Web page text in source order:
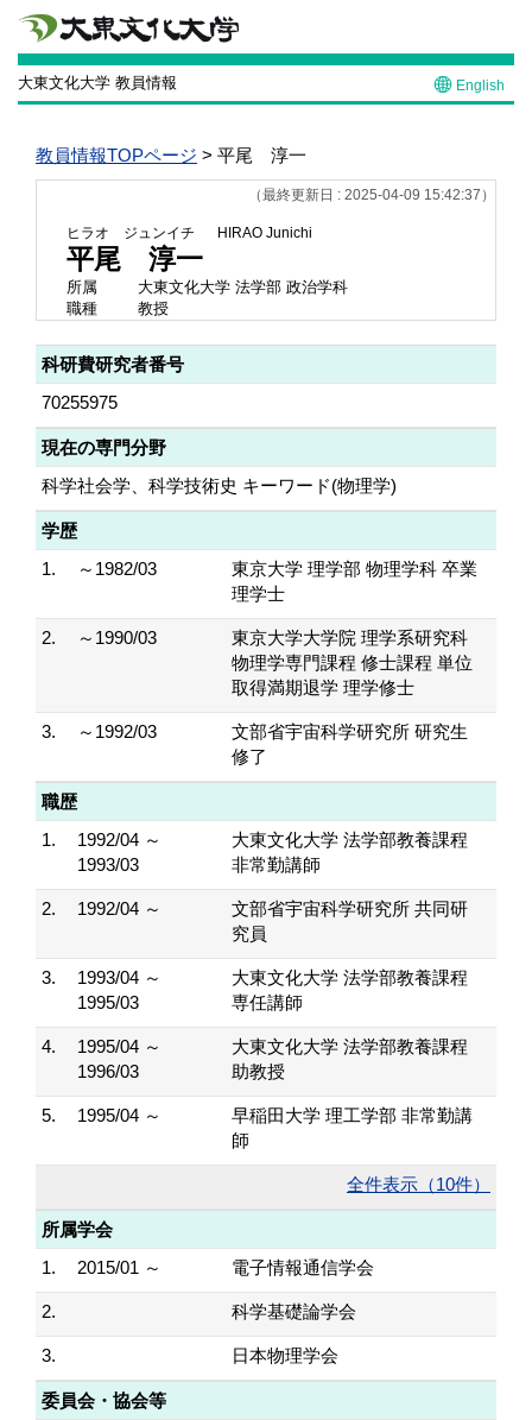
大東文化大学 教員情報 English
教員情報TOPページ > 平尾 淳一
（最終更新日 : 2025-04-09 15:42:37）
ヒラオ ジュンイチ HIRAO Junichi
平尾 淳一
所属
大東文化大学 法学部 政治学科
職種
教授
科研費研究者番号
70255975
現在の専門分野
科学社会学、科学技術史 キーワード(物理学)
学歴
1.
～1982/03
東京大学 理学部 物理学科 卒業
理学士
2. ～1990/03
東京大学大学院 理学系研究科
物理学専門課程 修士課程 単位
取得満期退学 理学修士
3. ～1992/03
文部省宇宙科学研究所 研究生
修了
職歴
1.
1992/04 ～
1993/03
大東文化大学 法学部教養課程
非常勤講師
2. 1992/04 ～
文部省宇宙科学研究所 共同研
究員
3.
1993/04 ～
1995/03
大東文化大学 法学部教養課程
専任講師
4.
1995/04 ～
1996/03
大東文化大学 法学部教養課程
助教授
5. 1995/04 ～
早稲田大学 理工学部 非常勤講
師
全件表示（10件）
所属学会
1.
2015/01 ～ 電子情報通信学会
2. 科学基礎論学会
3. 日本物理学会
委員会・協会等